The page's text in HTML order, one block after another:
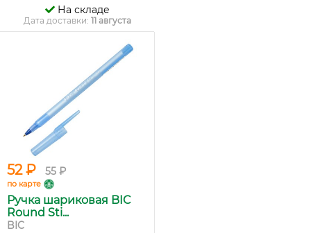
На складе
Дата доставки: 11 августа
52 ₽ 55 ₽
по карте
Ручка шариковая BIC
Round Sti...
BIC